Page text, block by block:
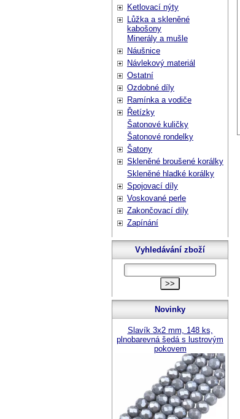
Ketlovací nýty
Lůžka a skleněné
kabošony
Minerály a mušle
Náušnice
Návlekový materiál
Ostatní
Ozdobné díly
Ramínka a vodiče
Řetízky
Šatonové kuličky
Šatonové rondelky
Šatony
Skleněné broušené korálky
Skleněné hladké korálky
Spojovací díly
Voskované perle
Zakončovací díly
Zapínání
Vyhledávání zboží
Novinky
Slavík 3x2 mm, 148 ks,
plnobarevná šedá s lustrovým
pokovem